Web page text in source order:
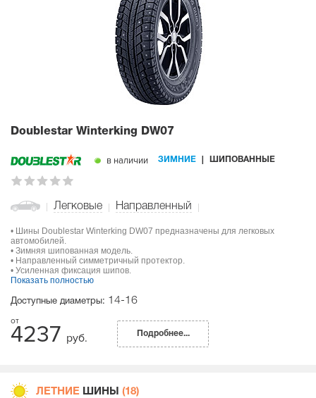
Doublestar Winterking DW07
в наличии ЗИМНИЕ ШИПОВАННЫЕ
Легковые Направленный
• Шины Doublestar Winterking DW07 предназначены для легковых
автомобилей.
• Зимняя шипованная модель.
• Направленный симметричный протектор.
• Усиленная фиксация шипов.
Показать полностью
Доступные диаметры: 14-16
4237 руб. Подробнее...
ЛЕТНИЕ ШИНЫ (18)